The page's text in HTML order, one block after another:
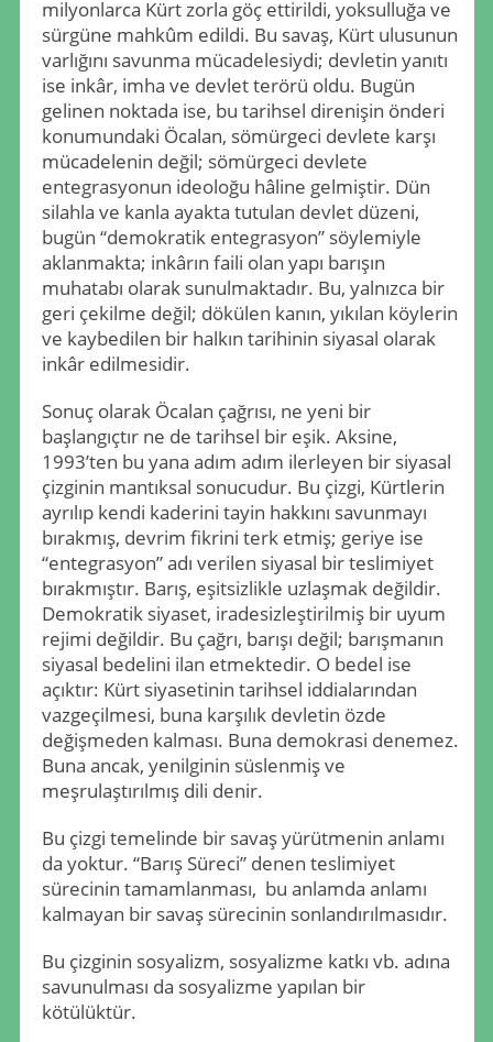
milyonlarca Kürt zorla göç ettirildi, yoksulluğa ve
sürgüne mahkûm edildi. Bu savaş, Kürt ulusunun
varlığını savunma mücadelesiydi; devletin yanıtı
ise inkâr, imha ve devlet terörü oldu. Bugün
gelinen noktada ise, bu tarihsel direnişin önderi
konumundaki Öcalan, sömürgeci devlete karşı
mücadelenin değil; sömürgeci devlete
entegrasyonun ideoloğu hâline gelmiştir. Dün
silahla ve kanla ayakta tutulan devlet düzeni,
bugün “demokratik entegrasyon” söylemiyle
aklanmakta; inkârın faili olan yapı barışın
muhatabı olarak sunulmaktadır. Bu, yalnızca bir
geri çekilme değil; dökülen kanın, yıkılan köylerin
ve kaybedilen bir halkın tarihinin siyasal olarak
inkâr edilmesidir.
Sonuç olarak Öcalan çağrısı, ne yeni bir
başlangıçtır ne de tarihsel bir eşik. Aksine,
1993’ten bu yana adım adım ilerleyen bir siyasal
çizginin mantıksal sonucudur. Bu çizgi, Kürtlerin
ayrılıp kendi kaderini tayin hakkını savunmayı
bırakmış, devrim fikrini terk etmiş; geriye ise
“entegrasyon” adı verilen siyasal bir teslimiyet
bırakmıştır. Barış, eşitsizlikle uzlaşmak değildir.
Demokratik siyaset, iradesizleştirilmiş bir uyum
rejimi değildir. Bu çağrı, barışı değil; barışmanın
siyasal bedelini ilan etmektedir. O bedel ise
açıktır: Kürt siyasetinin tarihsel iddialarından
vazgeçilmesi, buna karşılık devletin özde
değişmeden kalması. Buna demokrasi denemez.
Buna ancak, yenilginin süslenmiş ve
meşrulaştırılmış dili denir.
Bu çizgi temelinde bir savaş yürütmenin anlamı
da yoktur. “Barış Süreci” denen teslimiyet
sürecinin tamamlanması, bu anlamda anlamı
kalmayan bir savaş sürecinin sonlandırılmasıdır.
Bu çizginin sosyalizm, sosyalizme katkı vb. adına
savunulması da sosyalizme yapılan bir
kötülüktür.